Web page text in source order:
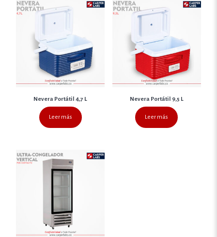
Nevera Portátil 4,7 L
Leer más
Nevera Portátil 9,5 L
Leer más